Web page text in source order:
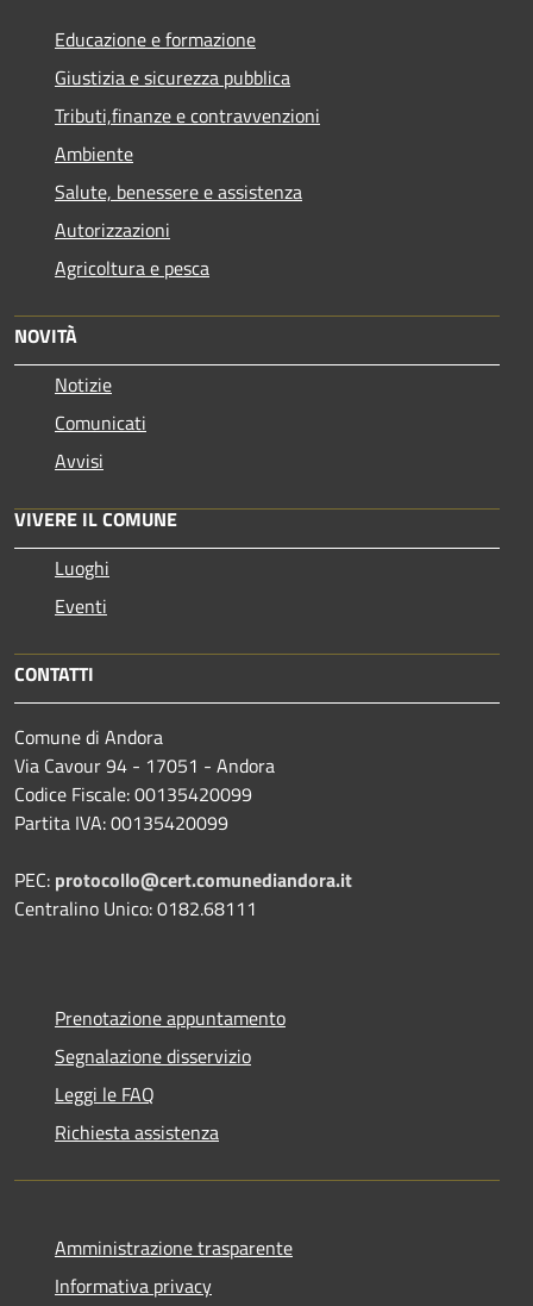
Educazione e formazione
Giustizia e sicurezza pubblica
Tributi,finanze e contravvenzioni
Ambiente
Salute, benessere e assistenza
Autorizzazioni
Agricoltura e pesca
NOVITÀ
Notizie
Comunicati
Avvisi
VIVERE IL COMUNE
Luoghi
Eventi
CONTATTI
Comune di Andora
Via Cavour 94 - 17051 - Andora
Codice Fiscale: 00135420099
Partita IVA: 00135420099
PEC: protocollo@cert.comunediandora.it
Centralino Unico: 0182.68111
Prenotazione appuntamento
Segnalazione disservizio
Leggi le FAQ
Richiesta assistenza
Amministrazione trasparente
Informativa privacy